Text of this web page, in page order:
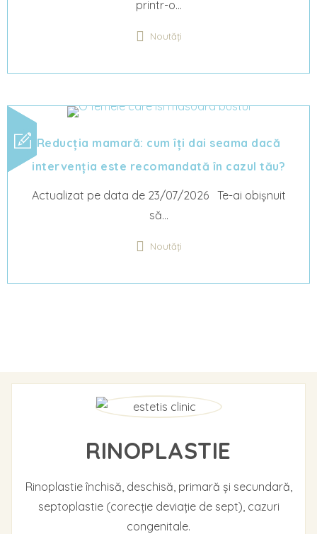
printr-o...
Noutăți
Reducția mamară: cum îți dai seama dacă
intervenția este recomandată în cazul tău?
Actualizat pe data de 23/07/2026 Te-ai obișnuit
să...
Noutăți
RINOPLASTIE
Rinoplastie închisă, deschisă, primară și secundară,
septoplastie (corecție deviație de sept), cazuri
congenitale.